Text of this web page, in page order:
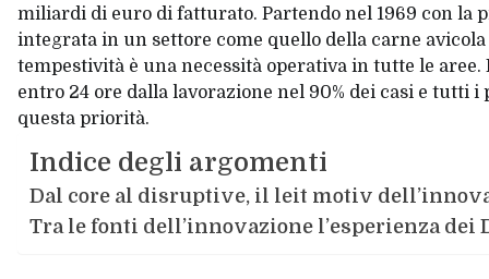
miliardi di euro di fatturato. Partendo nel 1969 con la
integrata in un settore come quello della carne
tempestività è una necessità operativa in tutte le
entro 24 ore dalla lavorazione nel 90% dei casi e tutti
questa priorità.
Indice degli argomenti
Dal core al disruptive, il leit motiv
Tra le fonti dell’innovazione l’esperienza dei